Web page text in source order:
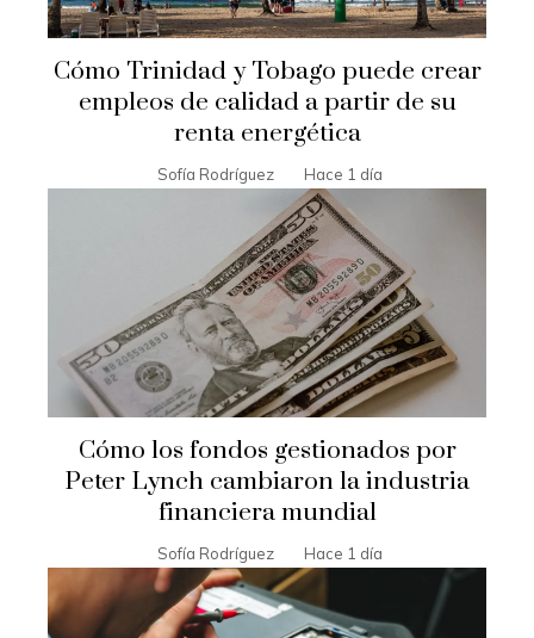
Cómo Trinidad y Tobago puede crear
empleos de calidad a partir de su
renta energética
Sofía Rodríguez Hace 1 día
Cómo los fondos gestionados por
Peter Lynch cambiaron la industria
financiera mundial
Sofía Rodríguez Hace 1 día